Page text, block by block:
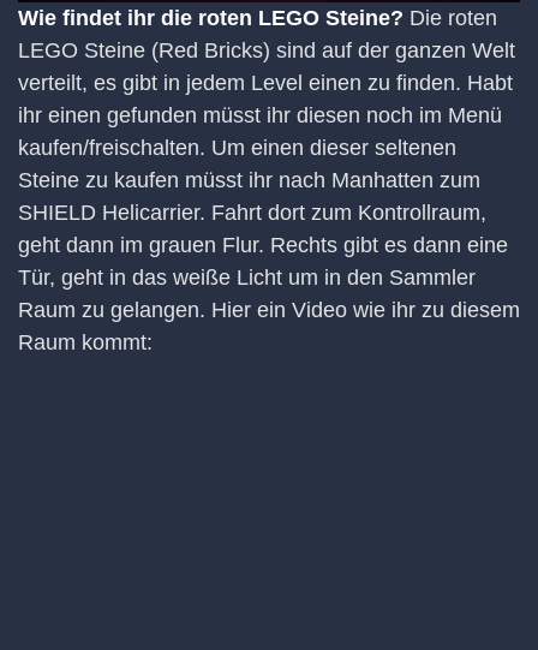
Wie findet ihr die roten LEGO Steine? Die roten
LEGO Steine (Red Bricks) sind auf der ganzen Welt
verteilt, es gibt in jedem Level einen zu finden. Habt
ihr einen gefunden müsst ihr diesen noch im Menü
kaufen/freischalten. Um einen dieser seltenen
Steine zu kaufen müsst ihr nach Manhatten zum
SHIELD Helicarrier. Fahrt dort zum Kontrollraum,
geht dann im grauen Flur. Rechts gibt es dann eine
Tür, geht in das weiße Licht um in den Sammler
Raum zu gelangen. Hier ein Video wie ihr zu diesem
Raum kommt: